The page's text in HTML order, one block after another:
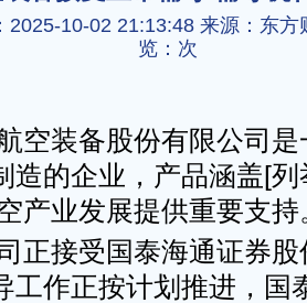
2025-10-02 21:13:48 来源：东方
览： 次
空装备股份有限公司
造的企业，产品涵盖[
产业发展提供重要支持
正接受国泰海通证券
工作正按计划推进，国